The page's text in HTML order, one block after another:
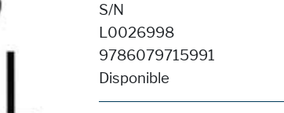
S/N
L0026998
9786079715991
Disponible